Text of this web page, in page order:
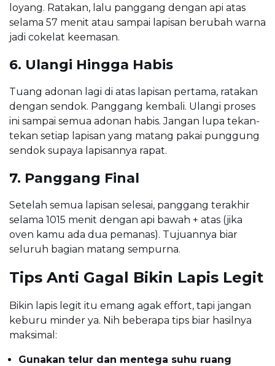
loyang. Ratakan, lalu panggang dengan api atas
selama 57 menit atau sampai lapisan berubah warna
jadi cokelat keemasan.
6. Ulangi Hingga Habis
Tuang adonan lagi di atas lapisan pertama, ratakan
dengan sendok. Panggang kembali. Ulangi proses
ini sampai semua adonan habis. Jangan lupa tekan-
tekan setiap lapisan yang matang pakai punggung
sendok supaya lapisannya rapat.
7. Panggang Final
Setelah semua lapisan selesai, panggang terakhir
selama 1015 menit dengan api bawah + atas (jika
oven kamu ada dua pemanas). Tujuannya biar
seluruh bagian matang sempurna.
Tips Anti Gagal Bikin Lapis Legit
Bikin lapis legit itu emang agak effort, tapi jangan
keburu minder ya. Nih beberapa tips biar hasilnya
maksimal:
Gunakan telur dan mentega suhu ruang